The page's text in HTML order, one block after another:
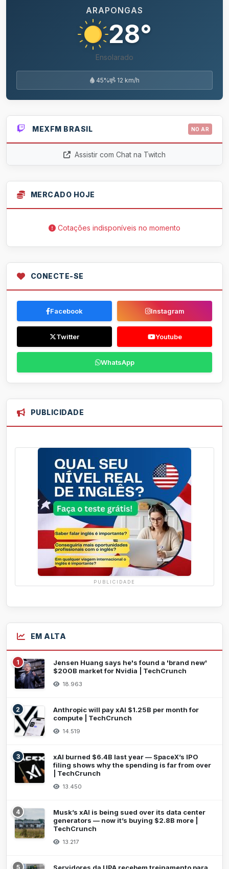
ARAPONGAS
28°
Ensolarado
45% 12 km/h
MEXFM BRASIL NO AR
Assistir com Chat na Twitch
MERCADO HOJE
Cotações indisponíveis no momento
CONECTE-SE
Facebook Instagram
Twitter Youtube
WhatsApp
PUBLICIDADE
PUBLICIDADE
EM ALTA
1
Jensen Huang says he's found a 'brand new'
$200B market for Nvidia | TechCrunch
18.963
2
Anthropic will pay xAI $1.25B per month for
compute | TechCrunch
14.519
3
xAI burned $6.4B last year — SpaceX’s IPO
filing shows why the spending is far from over
| TechCrunch
13.450
4
Musk’s xAI is being sued over its data center
generators — now it’s buying $2.8B more |
TechCrunch
13.217
5